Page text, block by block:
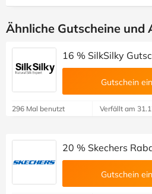
Ähnliche Gutscheine und
16 % SilkSilky
Gutschein
296 Mal benutzt Verfällt am
20 % Skechers
Gutschein